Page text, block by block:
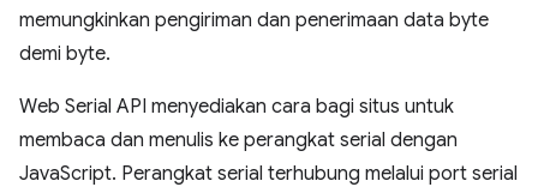
memungkinkan pengiriman dan penerimaan data byte
demi byte.
Web Serial API menyediakan cara bagi situs untuk
membaca dan menulis ke perangkat serial dengan
JavaScript. Perangkat serial terhubung melalui port serial